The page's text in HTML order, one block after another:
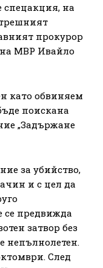
спецакция, на
прокурор
на МВР Ивайло
като обвиняем
поискана
„Задържане
за убийство,
и с цел да
се предвижда
затвор без
непълнолетен.
След